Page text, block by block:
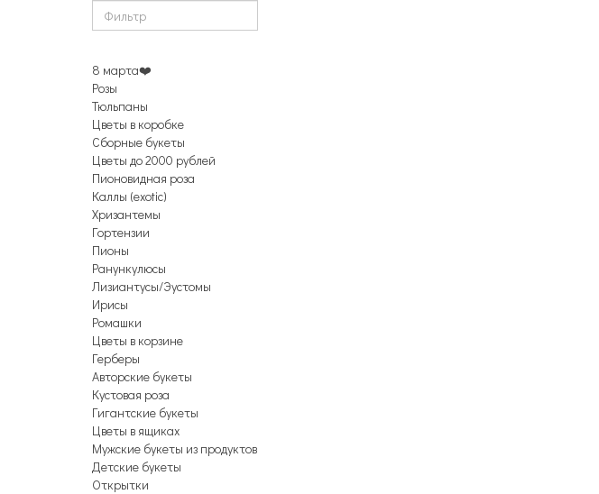
8 марта❤️
Розы
Тюльпаны
Цветы в коробке
Сборные букеты
Цветы до 2000 рублей
Пионовидная роза
Каллы (exotic)
Хризантемы
Гортензии
Пионы
Ранункулюсы
Лизиантусы/Эустомы
Ирисы
Ромашки
Цветы в корзине
Герберы
Авторские букеты
Кустовая роза
Гигантские букеты
Цветы в ящиках
Мужские букеты из продуктов
Детские букеты
Открытки